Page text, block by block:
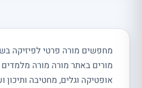
מחפשים מורה פרטי לפיזיקה
מורים באתר מורה מורה